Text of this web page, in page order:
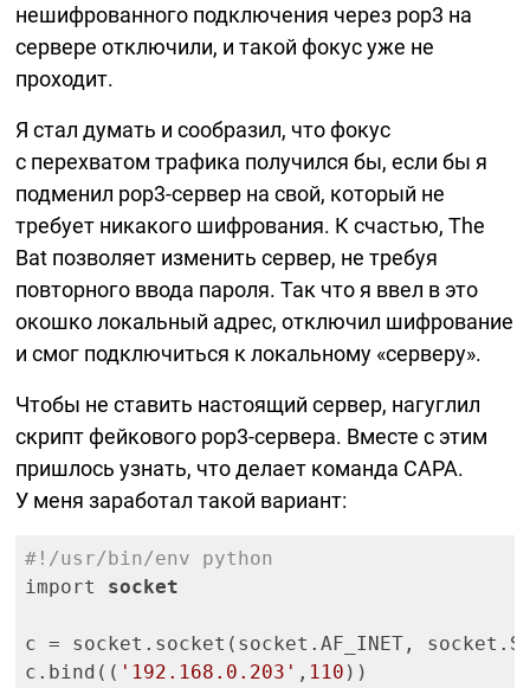
нешифрованного подключения через pop3 на
сервере отключили, и такой фокус уже не
проходит.
Я стал думать и сообразил, что фокус
с перехватом трафика получился бы, если бы я
подменил pop3-сервер на свой, который не
требует никакого шифрования. К счастью, The
Bat позволяет изменить сервер, не требуя
повторного ввода пароля. Так что я ввел в это
окошко локальный адрес, отключил шифрование
и смог подключиться к локальному «серверу».
Чтобы не ставить настоящий сервер, нагуглил
скрипт фейкового pop3-сервера. Вместе с этим
пришлось узнать, что делает команда CAPA.
У меня заработал такой вариант:
#!/usr/bin/env python
import socket
c = socket.socket(socket.AF_INET,
c.bind(( '192.168.0.203' , 110 ))